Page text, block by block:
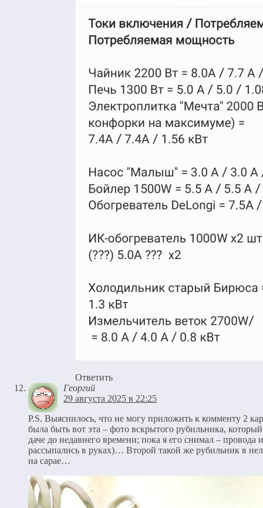
Ответить
Георгий
29 августа 2025 в 22:25
P.S. Выяснилось, что не могу приложить к комменту 2
была быть вот эта – фото вскрытого рубильника,
даче до недавнего времени; пока я его снимал – провода
рассыпались в руках)… Второй такой же рубильник в
на сарае…